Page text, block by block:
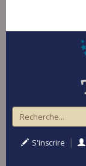
S'inscrire |